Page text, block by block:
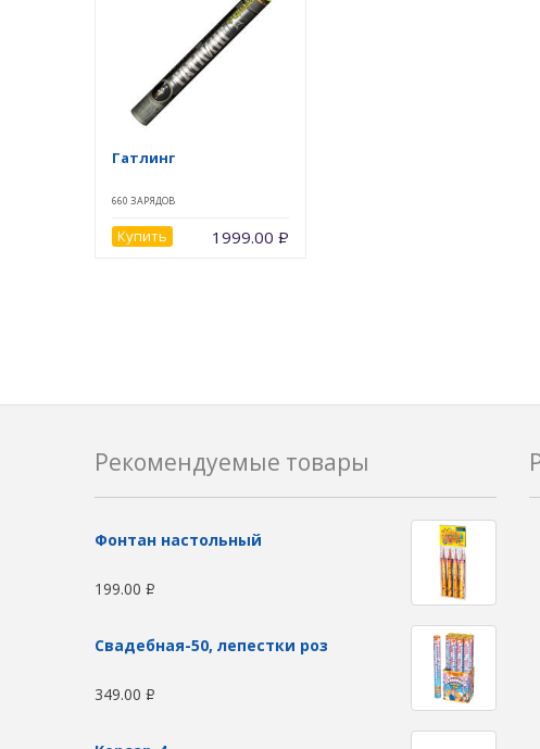
Гатлинг
660 ЗАРЯДОВ
Купить 1999.00 Р
Рекомендуемые товары
Фонтан настольный
199.00 Р
Свадебная-50, лепестки роз
349.00 Р